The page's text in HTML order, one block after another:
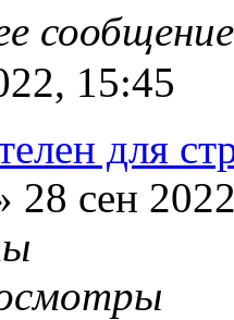
15:45
для
28 сен